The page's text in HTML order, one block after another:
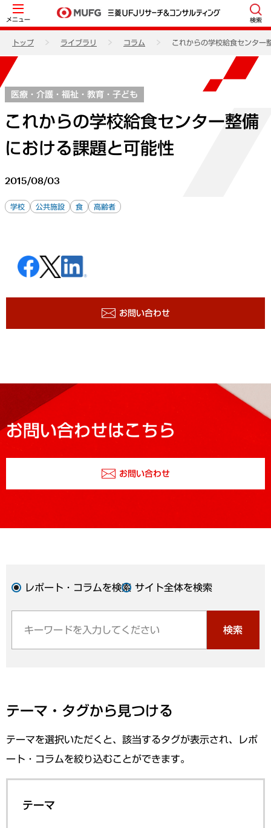
メニュー 検索
トップ ライブラリ コラム これからの学校給食センター
医療・介護・福祉・教育・子ども
これからの学校給食センター整備
における課題と可能性
2015/08/03
学校 公共施設 食 高齢者
お問い合わせ
お問い合わせはこちら
お問い合わせ
レポート・コラムを検索 サイト全体を検索
検索
テーマ・タグから見つける
テーマを選択いただくと、該当するタグが表示され、レポ
ート・コラムを絞り込むことができます。
テーマ